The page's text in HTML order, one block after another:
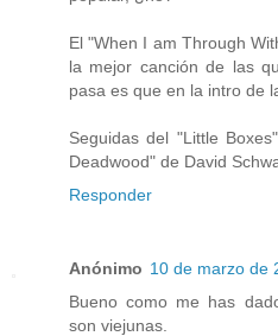
El "When I am Through
la mejor canción de las
pasa es que en la intro de
Seguidas del "Little
Deadwood" de David
Responder
Anónimo 10 de marzo de
Bueno como me has
son viejunas.